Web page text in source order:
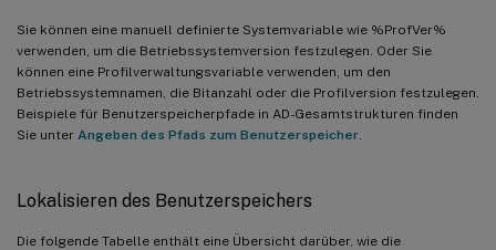
Sie können eine manuell definierte Systemvariable wie %ProfVer%
verwenden, um die Betriebssystemversion festzulegen. Oder Sie
können eine Profilverwaltungsvariable verwenden, um den
Betriebssystemnamen, die Bitanzahl oder die Profilversion festzulegen.
Beispiele für Benutzerspeicherpfade in AD-Gesamtstrukturen finden
Sie unter Angeben des Pfads zum Benutzerspeicher
Lokalisieren des Benutzerspeichers
Die folgende Tabelle enthält eine Übersicht darüber, wie die